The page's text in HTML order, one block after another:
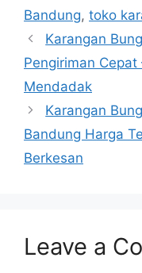
Bandung, toko
Karangan
Pengiriman
Mendadak
Karangan
Bandung Harga
Berkesan
Leave a